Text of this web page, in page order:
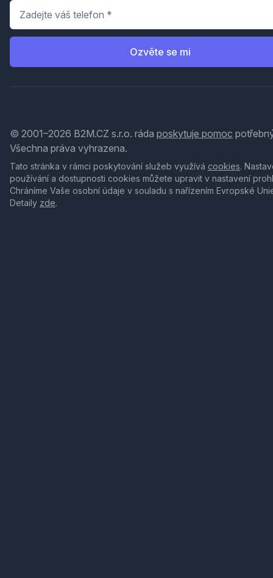
Telefon
Ozvěte se mi
© 2001–2026 B2M.CZ s.r.o. ráda poskytuje pomoc
Všechna práva vyhrazena.
Tato stránka v rámci poskytování služeb využívá cookies.
používání a dostupnosti cookies můžete upravit v nastavení
Chráníme Vaše osobní údaje v souladu s nařízením Evropské
Detaily zde.